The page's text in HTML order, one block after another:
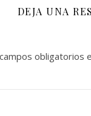
DEJA UNA
obligatorios